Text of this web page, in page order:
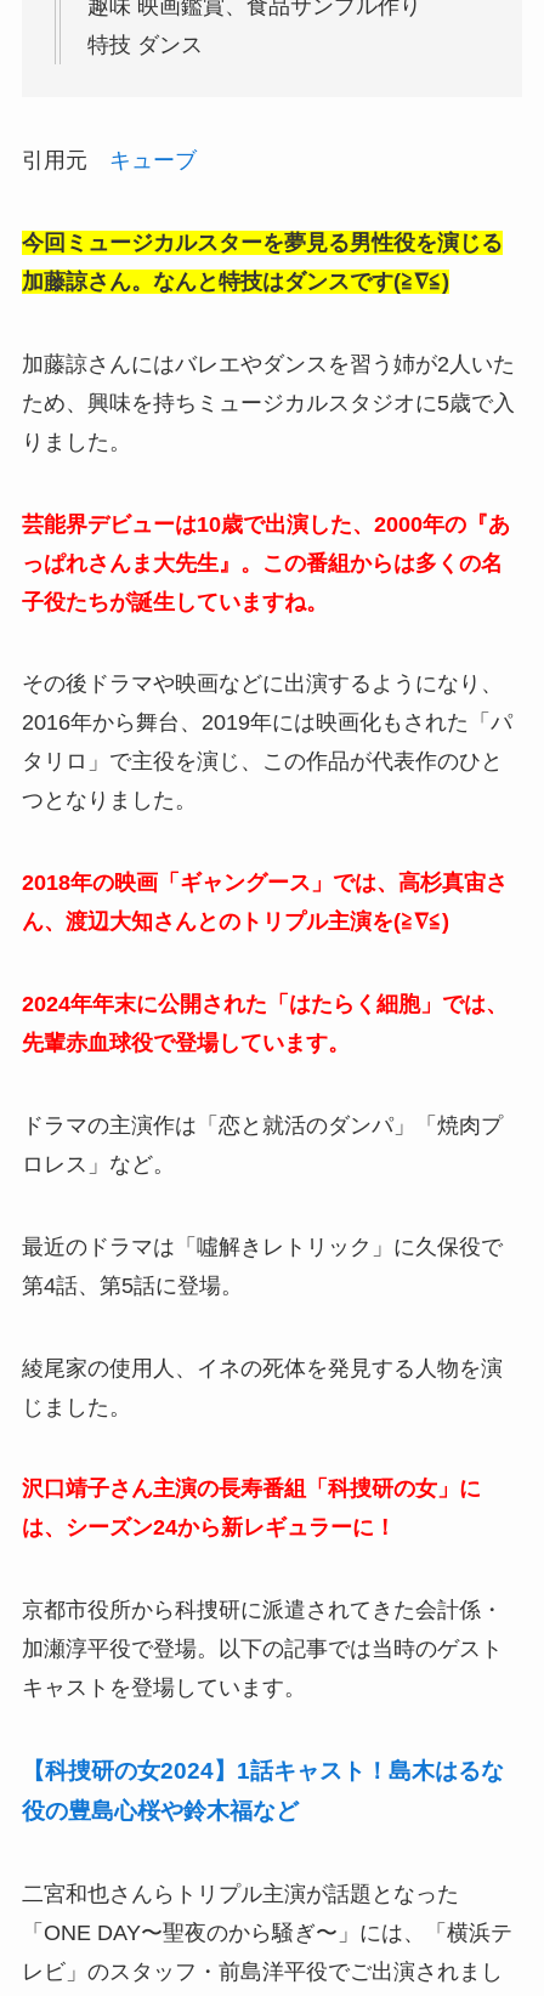
趣味 映画鑑賞、食品サンプル作り
特技 ダンス
引用元 キューブ
今回ミュージカルスターを夢見る男性役を演じる
加藤諒さん。なんと特技はダンスです(≧∇≦)
加藤諒さんにはバレエやダンスを習う姉が2人いた
ため、興味を持ちミュージカルスタジオに5歳で入
りました。
芸能界デビューは10歳で出演した、2000年の『あ
っぱれさんま大先生』。この番組からは多くの名
子役たちが誕生していますね。
その後ドラマや映画などに出演するようになり、
2016年から舞台、2019年には映画化もされた「パ
タリロ」で主役を演じ、この作品が代表作のひと
つとなりました。
2018年の映画「ギャングース」では、高杉真宙さ
ん、渡辺大知さんとのトリプル主演を(≧∇≦)
2024年年末に公開された「はたらく細胞」では、
先輩赤血球役で登場しています。
ドラマの主演作は「恋と就活のダンパ」「焼肉プ
ロレス」など。
最近のドラマは「噓解きレトリック」に久保役で
第4話、第5話に登場。
綾尾家の使用人、イネの死体を発見する人物を演
じました。
沢口靖子さん主演の長寿番組「科捜研の女」に
は、シーズン24から新レギュラーに！
京都市役所から科捜研に派遣されてきた会計係・
加瀬淳平役で登場。以下の記事では当時のゲスト
キャストを登場しています。
【科捜研の女2024】1話キャスト！島木はるな
役の豊島心桜や鈴木福など
二宮和也さんらトリプル主演が話題となった
「ONE DAY〜聖夜のから騒ぎ〜」には、「横浜テ
レビ」のスタッフ・前島洋平役でご出演されまし